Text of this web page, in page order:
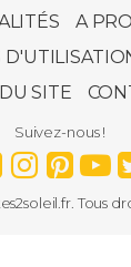
A
SITE
Suivez-nous !
Tous